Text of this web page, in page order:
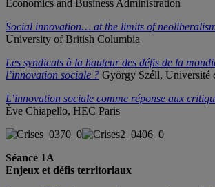
Economics and Business Administration
Social innovation… at the limits of
University of British Columbia
Les syndicats à la hauteur des défis de la
l’innovation sociale ? György Széll, Université
L’innovation sociale comme réponse aux
Ève Chiapello, HEC Paris
Séance 1A
Enjeux et défis territoriaux